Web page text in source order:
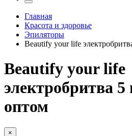
Главная
Красота и здоровье
Эпиляторы
Beautify your life
Beautify your life
электробритва
оптом
×